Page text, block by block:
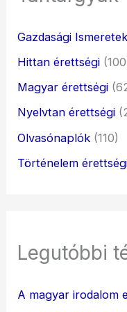
Gazdasági
Hittan érettségi
Magyar érettségi
Nyelvtan érettségi
Olvasónaplók (110)
Történelem
Legutóbbi
A magyar irodalom